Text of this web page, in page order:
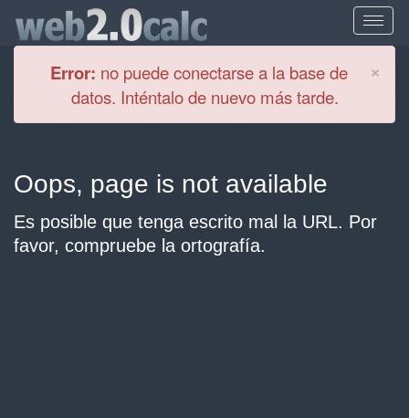
×
Error: no puede conectarse a la base de
datos. Inténtalo de nuevo más tarde.
Oops, page is not available
Es posible que tenga escrito mal la URL. Por
favor, compruebe la ortografía.